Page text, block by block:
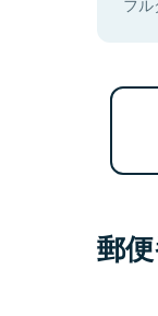
フル
郵